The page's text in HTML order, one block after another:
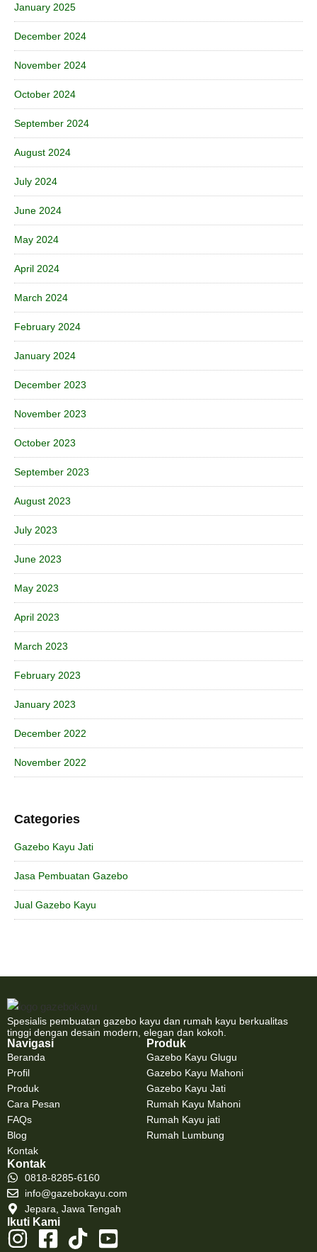
January 2025
December 2024
November 2024
October 2024
September 2024
August 2024
July 2024
June 2024
May 2024
April 2024
March 2024
February 2024
January 2024
December 2023
November 2023
October 2023
September 2023
August 2023
July 2023
June 2023
May 2023
April 2023
March 2023
February 2023
January 2023
December 2022
November 2022
Categories
Gazebo Kayu Jati
Jasa Pembuatan Gazebo
Jual Gazebo Kayu
Spesialis pembuatan gazebo kayu dan rumah kayu berkualitas
tinggi dengan desain modern, elegan dan kokoh.
Navigasi
Beranda
Profil
Produk
Cara Pesan
FAQs
Blog
Kontak
Produk
Gazebo Kayu Glugu
Gazebo Kayu Mahoni
Gazebo Kayu Jati
Rumah Kayu Mahoni
Rumah Kayu jati
Rumah Lumbung
Kontak
0818-8285-6160
info@gazebokayu.com
Jepara, Jawa Tengah
Ikuti Kami